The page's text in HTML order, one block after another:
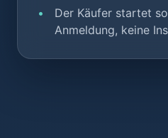
Der Käufer startet
Anmeldung, keine